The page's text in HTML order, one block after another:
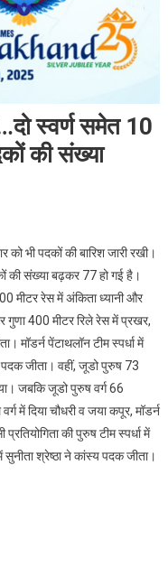
स्वर्ण समेत 10
की संख्या
को भी पदकों की बारिश जारी रखी।
की संख्या बढ़कर 77 हो गई है।
मीटर रेस में अंकिता ध्यानी और
गुणा 400 मीटर रिले रेस में प्रखर,
मॉडर्न पेंटाथलॉन टीम स्पर्धा में
पदक जीता। वहीं, जूडो पुरुष 73
जबकि जूडो पुरुष वर्ग 66
में दिया चौधरी व जया कपूर, मॉडर्न
प्रतियोगिता की पुरुष टीम स्पर्धा में
श्रेष्ठा ने कांस्य पदक जीता।